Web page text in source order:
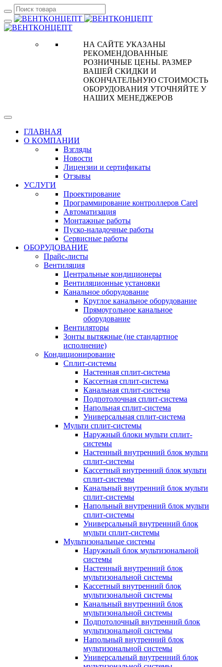
НА САЙТЕ УКАЗАНЫ
РЕКОМЕНДОВАННЫЕ
РОЗНИЧНЫЕ ЦЕНЫ. РАЗМЕР
ВАШЕЙ СКИДКИ И
ОКОНЧАТЕЛЬНУЮ СТОИМОСТЬ
ОБОРУДОВАНИЯ УТОЧНЯЙТЕ У
НАШИХ МЕНЕДЖЕРОВ
ГЛАВНАЯ
О КОМПАНИИ
Взгляды
Новости
Лицензии и сертификаты
Отзывы
УСЛУГИ
Проектирование
Программирование контроллеров Carel
Автоматизация
Монтажные работы
Пуско-наладочные работы
Сервисные работы
ОБОРУДОВАНИЕ
Прайс-листы
Вентиляция
Центральные кондиционеры
Вентиляционные установки
Канальное оборудование
Круглое канальное оборудование
Прямоугольное канальное
оборудование
Вентиляторы
Зонты вытяжные (не стандартное
исполнение)
Кондиционирование
Сплит-системы
Настенная сплит-система
Кассетная сплит-система
Канальная сплит-система
Подпотолочная сплит-система
Напольная сплит-система
Универсальная сплит-система
Мульти сплит-системы
Наружный блоки мульти сплит-
системы
Настенный внутренний блок мульти
сплит-системы
Кассетный внутренний блок мульти
сплит-системы
Канальный внутренний блок мульти
сплит-системы
Напольный внутренний блок мульти
сплит-системы
Универсальный внутренний блок
мульти сплит-системы
Мультизональные системы
Наружный блок мультизональной
системы
Настенный внутренний блок
мультизональной системы
Кассетный внутренний блок
мультизональной системы
Канальный внутренний блок
мультизональной системы
Подпотолочный внутренний блок
мультизональной системы
Напольный внутренний блок
мультизональной системы
Универсальный внутренний блок